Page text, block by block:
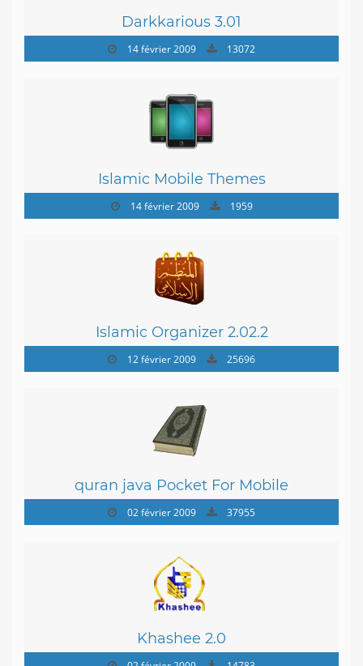
Darkkarious 3.01
14 février 2009 13072
Islamic Mobile Themes
14 février 2009 1959
Islamic Organizer 2.02.2
12 février 2009 25696
quran java Pocket For Mobile
02 février 2009 37955
Khashee 2.0